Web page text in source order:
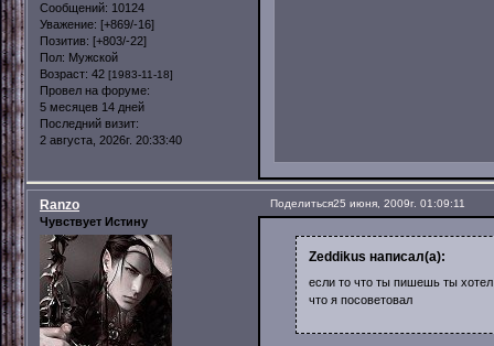
Сообщений: 10124
Уважение: [+869/-16]
Позитив: [+803/-22]
Пол: Мужской
Возраст: 42 [1983-11-18]
Провел на форуме:
5 месяцев 14 дней
Последний визит:
2 августа, 2026г. 20:33:40
Поделиться25 июня, 2009г. 01:09:11
Ranzo
Чувствует Истину
Zeddikus написал(а):
если то что ты пишешь ты
что я посоветовал